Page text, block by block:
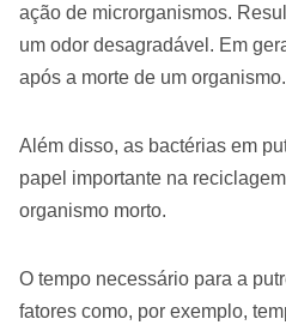
ação de microrganismos.
um odor desagradável. Em
após a morte de um organismo.
Além disso, as bactérias em
papel importante na
organismo morto.
O tempo necessário para a
fatores como, por exemplo,